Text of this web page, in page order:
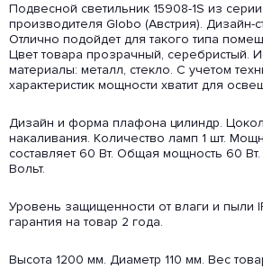
Подвесной светильник 15908-1S из серии
производителя Globo (Австрия). Дизайн-
Отлично подойдет для такого типа
Цвет товара прозрачный, серебристый.
материалы: металл, стекло. С учетом
характеристик мощности хватит для
Дизайн и форма плафона цилиндр.
накаливания. Количество ламп 1 шт.
составляет 60 Вт. Общая мощность 60
Вольт.
Уровень защищенности от влаги и пыли
гарантия на товар 2 года.
Высота 1200 мм. Диаметр 110 мм. Вес